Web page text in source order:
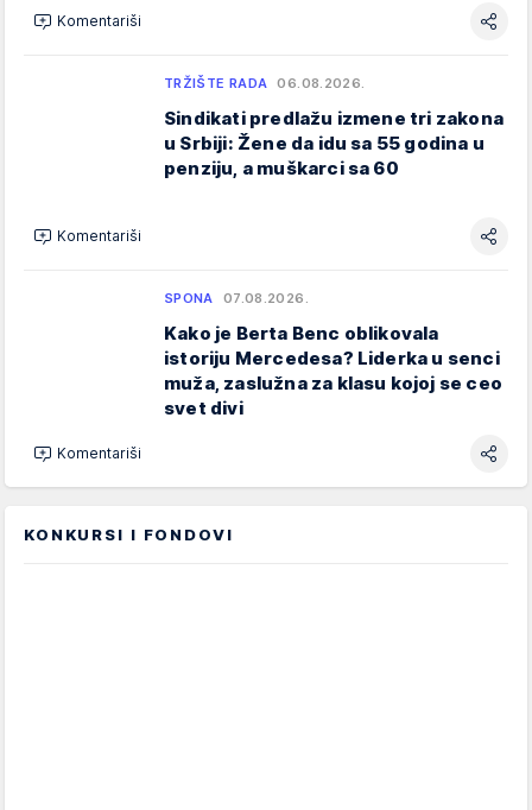
Komentariši
TRŽIŠTE RADA 06.08.2026.
Sindikati predlažu izmene tri zakona
u Srbiji: Žene da idu sa 55 godina u
penziju, a muškarci sa 60
Komentariši
SPONA 07.08.2026.
Kako je Berta Benc oblikovala
istoriju Mercedesa? Liderka u senci
muža, zaslužna za klasu kojoj se ceo
svet divi
Komentariši
KONKURSI I FONDOVI